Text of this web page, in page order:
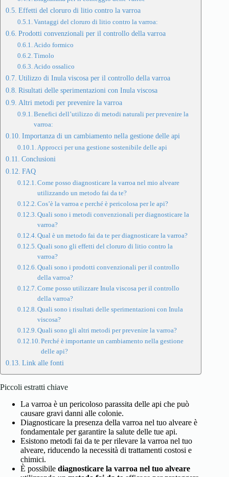
Effetti del cloruro di litio contro la varroa
Vantaggi del cloruro di litio contro la varroa:
Prodotti convenzionali per il controllo della varroa
Acido formico
Timolo
Acido ossalico
Utilizzo di Inula viscosa per il controllo della varroa
Risultati delle sperimentazioni con Inula viscosa
Altri metodi per prevenire la varroa
Benefici dell’utilizzo di metodi naturali per prevenire la
varroa:
Importanza di un cambiamento nella gestione delle api
Approcci per una gestione sostenibile delle api
Conclusioni
FAQ
Come posso diagnosticare la varroa nel mio alveare
utilizzando un metodo fai da te?
Cos’è la varroa e perché è pericolosa per le api?
Quali sono i metodi convenzionali per diagnosticare la
varroa?
Qual è un metodo fai da te per diagnosticare la varroa?
Quali sono gli effetti del cloruro di litio contro la
varroa?
Quali sono i prodotti convenzionali per il controllo
della varroa?
Come posso utilizzare Inula viscosa per il controllo
della varroa?
Quali sono i risultati delle sperimentazioni con Inula
viscosa?
Quali sono gli altri metodi per prevenire la varroa?
Perché è importante un cambiamento nella gestione
delle api?
Link alle fonti
Piccoli estratti chiave
La varroa è un pericoloso parassita delle api che può
causare gravi danni alle colonie.
Diagnosticare la presenza della varroa nel tuo alveare è
fondamentale per garantire la salute delle tue api.
Esistono metodi fai da te per rilevare la varroa nel tuo
alveare, riducendo la necessità di trattamenti costosi e
chimici.
È possibile diagnosticare la varroa nel tuo alveare